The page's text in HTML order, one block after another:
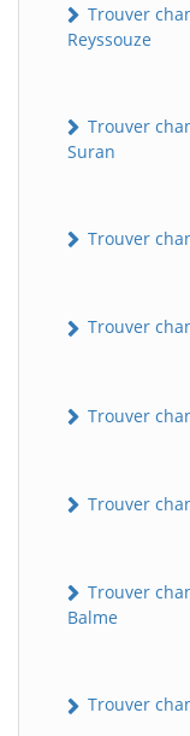
Trouver
Reyssouze
Trouver
Suran
Trouver
Trouver
Trouver
Trouver
Trouver
Balme
Trouver